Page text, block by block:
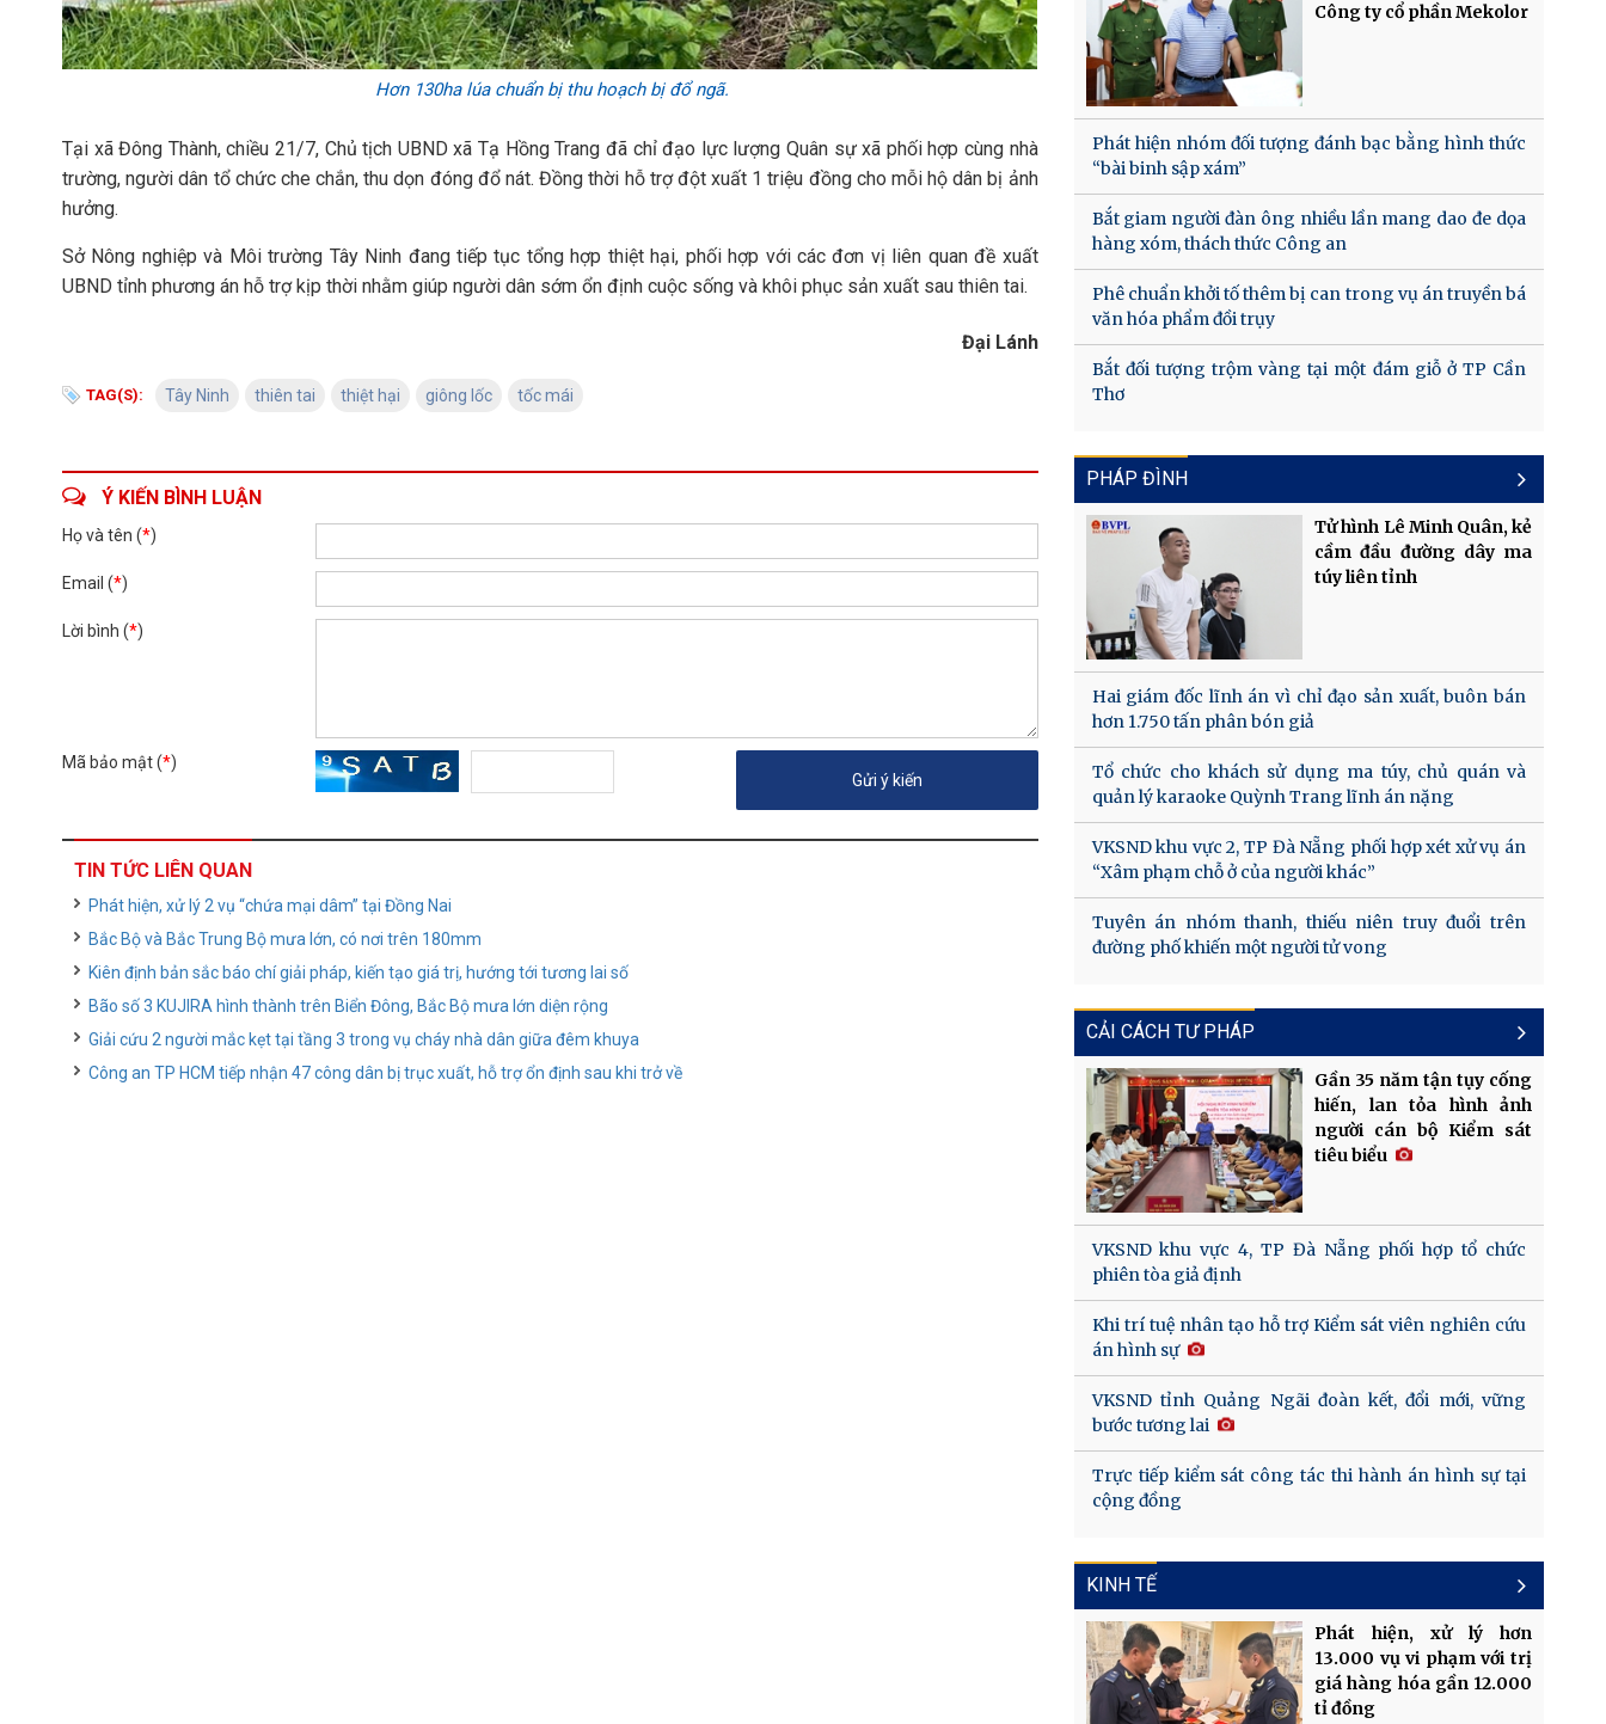
Hơn 130ha lúa chuẩn bị thu hoạch bị đổ ngã.
Tại xã Đông Thành, chiều 21/7, Chủ tịch UBND xã Tạ Hồng Trang đã chỉ đạo lực lượng Quân sự xã phối hợp cùng nhà
trường, người dân tổ chức che chắn, thu dọn đóng đổ nát. Đồng thời hỗ trợ đột xuất 1 triệu đồng cho mỗi hộ dân bị ảnh
hưởng.
Sở Nông nghiệp và Môi trường Tây Ninh đang tiếp tục tổng hợp thiệt hại, phối hợp với các đơn vị liên quan đề xuất
UBND tỉnh phương án hỗ trợ kịp thời nhằm giúp người dân sớm ổn định cuộc sống và khôi phục sản xuất sau thiên tai.
Đại Lánh
TAG(S): Tây Ninh thiên tai thiệt hại giông lốc tốc mái
Ý KIẾN BÌNH LUẬN
Họ và tên (*)
Email (*)
Lời bình (*)
Mã bảo mật (*)
TIN TỨC LIÊN QUAN
Phát hiện, xử lý 2 vụ “chứa mại dâm” tại Đồng Nai
Bắc Bộ và Bắc Trung Bộ mưa lớn, có nơi trên 180mm
Kiên định bản sắc báo chí giải pháp, kiến tạo giá trị, hướng tới tương lai số
Bão số 3 KUJIRA hình thành trên Biển Đông, Bắc Bộ mưa lớn diện rộng
Giải cứu 2 người mắc kẹt tại tầng 3 trong vụ cháy nhà dân giữa đêm khuya
Công an TP HCM tiếp nhận 47 công dân bị trục xuất, hỗ trợ ổn định sau khi trở về
Công ty cổ phần Mekolor
Phát hiện nhóm đối tượng đánh bạc bằng hình thức
“bài binh sập xám”
Bắt giam người đàn ông nhiều lần mang dao đe dọa
hàng xóm, thách thức Công an
Phê chuẩn khởi tố thêm bị can trong vụ án truyền bá
văn hóa phẩm đồi trụy
Bắt đối tượng trộm vàng tại một đám giỗ ở TP Cần
Thơ
PHÁP ĐÌNH
Tử hình Lê Minh Quân, kẻ
cầm đầu đường dây ma
túy liên tỉnh
Hai giám đốc lĩnh án vì chỉ đạo sản xuất, buôn bán
hơn 1.750 tấn phân bón giả
Tổ chức cho khách sử dụng ma túy, chủ quán và
quản lý karaoke Quỳnh Trang lĩnh án nặng
VKSND khu vực 2, TP Đà Nẵng phối hợp xét xử vụ án
“Xâm phạm chỗ ở của người khác”
Tuyên án nhóm thanh, thiếu niên truy đuổi trên
đường phố khiến một người tử vong
CẢI CÁCH TƯ PHÁP
Gần 35 năm tận tụy cống
hiến, lan tỏa hình ảnh
người cán bộ Kiểm sát
tiêu biểu
VKSND khu vực 4, TP Đà Nẵng phối hợp tổ chức
phiên tòa giả định
Khi trí tuệ nhân tạo hỗ trợ Kiểm sát viên nghiên cứu
án hình sự
VKSND tỉnh Quảng Ngãi đoàn kết, đổi mới, vững
bước tương lai
Trực tiếp kiểm sát công tác thi hành án hình sự tại
cộng đồng
KINH TẾ
Phát hiện, xử lý hơn
13.000 vụ vi phạm với trị
giá hàng hóa gần 12.000
tỉ đồng